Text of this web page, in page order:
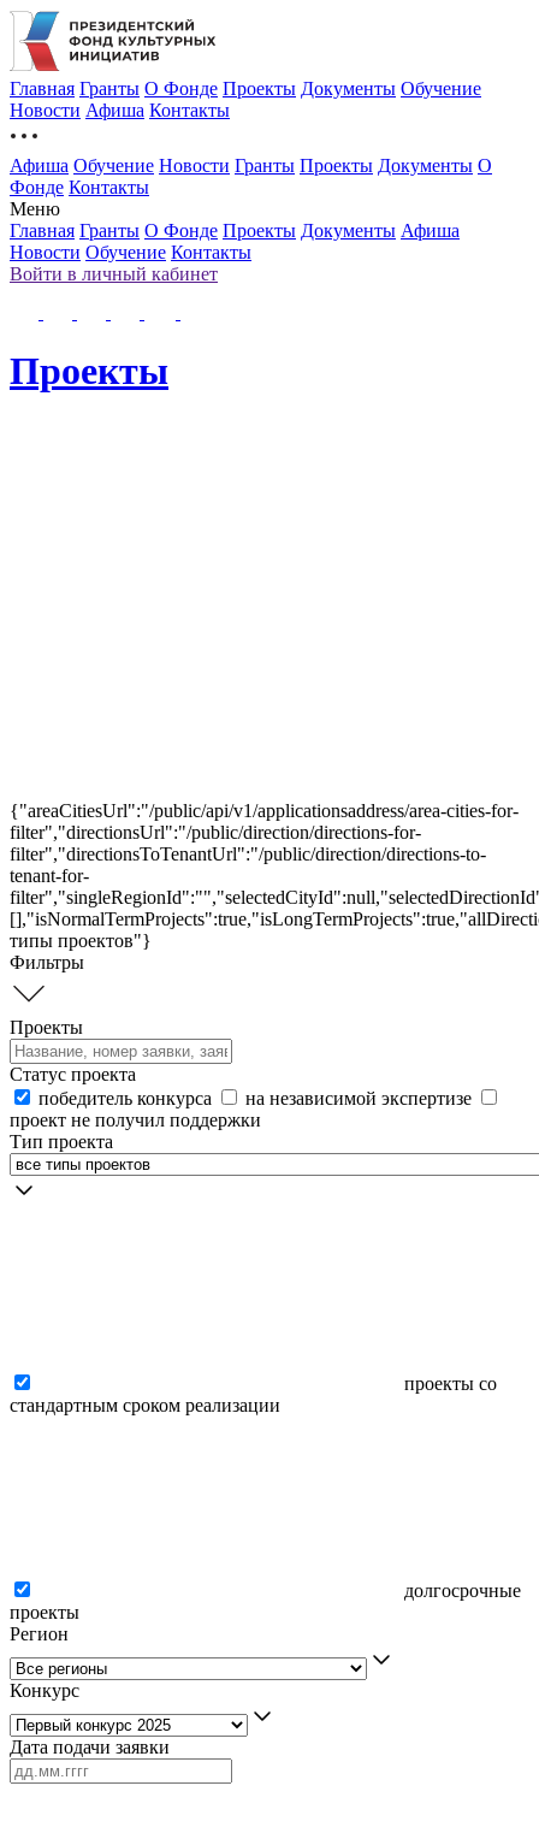
Главная Гранты О Фонде Проекты Документы Обучение
Новости Афиша Контакты
Афиша Обучение Новости Гранты Проекты Документы О
Фонде Контакты
Меню
Главная Гранты О Фонде Проекты Документы Афиша
Новости Обучение Контакты
Войти в личный кабинет
Проекты
{"areaCitiesUrl":"/public/api/v1/applicationsaddress/area-cities-for-
filter","directionsUrl":"/public/direction/directions-for-
filter","directionsToTenantUrl":"/public/direction/directions-to-
tenant-for-
типы проектов"}
Фильтры
Проекты
Статус проекта
победитель конкурса
на независимой экспертизе
проект не получил поддержки
Тип проекта
проекты со
стандартным сроком реализации
долгосрочные
проекты
Регион
Конкурс
Дата подачи заявки